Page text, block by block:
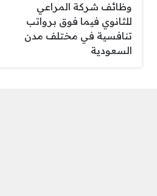
وظائف شركة المراعي
للثانوي فيما فوق برواتب
تنافسية في مختلف مدن
السعودية